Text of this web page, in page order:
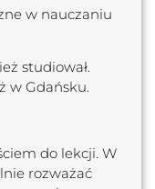
w nauczaniu
studiował.
w Gdańsku.
do lekcji. W
rozważać